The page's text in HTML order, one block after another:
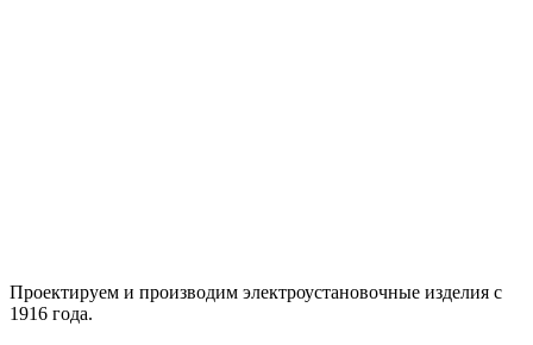
Проектируем и производим электроустановочные изделия с
1916 года.